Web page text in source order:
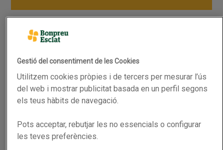
Com fer la compra online?
Tria el dia,
l'hora i el
Escull els
productes
Recull la
Tens
Gestió del consentiment de les Cookies
Utilitzem cookies pròpies i de tercers per mesurar l’ús
del web i mostrar publicitat basada en un perfil segons
els teus hàbits de navegació.
Pots acceptar, rebutjar les no essencials o configurar
les teves preferències.